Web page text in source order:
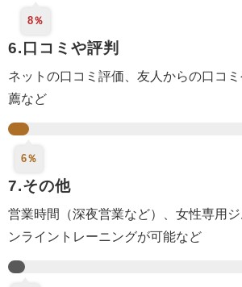
8％
6.口コミや評判
ネットの口コミ評価、 友人からの口コ
薦など
6％
7.その他
営業時間（深夜営業など）、女性専用
ンライントレーニングが可能など